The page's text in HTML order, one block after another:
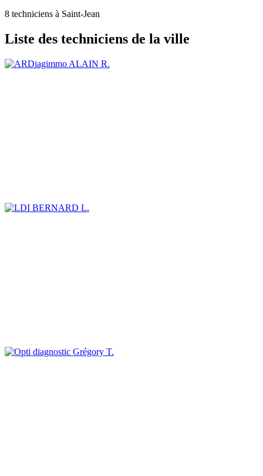
8 techniciens à Saint-Jean
Liste des techniciens de la ville
ALAIN R.
BERNARD L.
Grégory T.